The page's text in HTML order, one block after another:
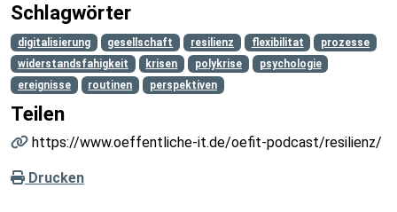
Schlagwörter
digitalisierung gesellschaft resilienz flexibilitat
prozesse
widerstandsfahigkeit
krisen polykrise
psychologie
ereignisse
routinen perspektiven
Teilen
https://www.oeffentliche-it.de/oefit-podcast/resilienz/
Drucken